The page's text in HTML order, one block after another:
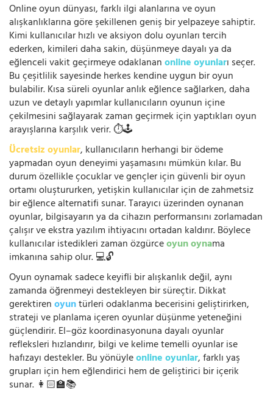
Online oyun dünyası, farklı ilgi alanlarına ve oyun
alışkanlıklarına göre şekillenen geniş bir yelpazeye sahiptir.
Kimi kullanıcılar hızlı ve aksiyon dolu oyunları tercih
ederken, kimileri daha sakin, düşünmeye dayalı ya da
eğlenceli vakit geçirmeye odaklananonline oyunları seçer.
Bu çeşitlilik sayesinde herkes kendine uygun bir oyun
bulabilir. Kısa süreli oyunlar anlık eğlence sağlarken, daha
uzun ve detaylı yapımlar kullanıcıların oyunun içine
çekilmesini sağlayarak zaman geçirmek için yaptıkları oyun
arayışlarına karşılık verir. ⏱️🕹️
Ücretsiz oyunlar, kullanıcıların herhangi bir ödeme
yapmadan oyun deneyimi yaşamasını mümkün kılar. Bu
durum özellikle çocuklar ve gençler için güvenli bir oyun
ortamı oluştururken, yetişkin kullanıcılar için de zahmetsiz
bir eğlence alternatifi sunar. Tarayıcı üzerinden oynanan
oyunlar, bilgisayarın ya da cihazın performansını zorlamadan
çalışır ve ekstra yazılım ihtiyacını ortadan kaldırır. Böylece
kullanıcılar istedikleri zaman özgürceoyun oynama
imkanına sahip olur. 💻🔓
Oyun oynamak sadece keyifli bir alışkanlık değil, aynı
zamanda öğrenmeyi destekleyen bir süreçtir. Dikkat
gerektirenoyuntürleri odaklanma becerisini geliştirirken,
strateji ve planlama içeren oyunlar düşünme yeteneğini
güçlendirir. El–göz koordinasyonuna dayalı oyunlar
refleksleri hızlandırır, bilgi ve kelime temelli oyunlar ise
hafızayı destekler. Bu yönüyleonline oyunlar, farklı yaş
grupları için hem eğlendirici hem de geliştirici bir içerik
sunar. 👩🏻‍🏫📚